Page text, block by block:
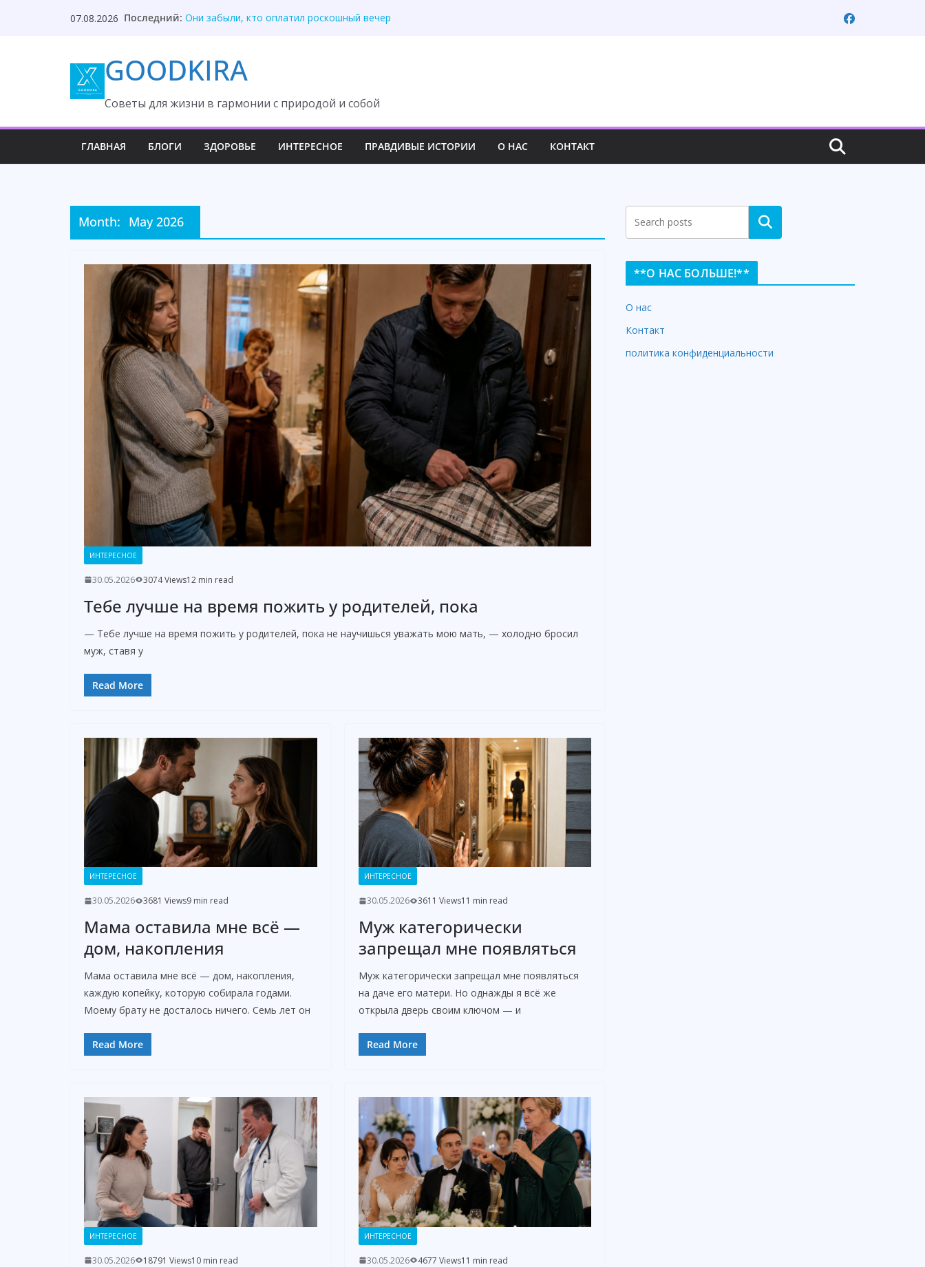
07.08.2026 Последний: Твой приблудыш не получит с наследства ни
Она ждала измену, но встретила правду
После унижения невестка изменила свою жизнь
GOODKIRA
Cоветы для жизни в гармонии с природой и собой
ГЛАВНАЯ БЛОГИ ЗДОРОВЬЕ ИНТЕРЕСНОЕ ПРАВДИВЫЕ ИСТОРИИ О НАС КОНТАКТ
Month: May 2026
ИНТЕРЕСНОЕ
30.05.2026 3074 Views12 min read
Тебе лучше на время пожить у родителей, пока
— Тебе лучше на время пожить у родителей, пока не научишься уважать мою мать, — холодно бросил
муж, ставя у
Read More
ИНТЕРЕСНОЕ
30.05.2026 3681 Views9 min read
Мама оставила мне всё —
дом, накопления
Мама оставила мне всё — дом, накопления,
каждую копейку, которую собирала годами.
Моему брату не досталось ничего. Семь лет он
Read More
ИНТЕРЕСНОЕ
30.05.2026 3611 Views11 min read
Муж категорически
запрещал мне появляться
Муж категорически запрещал мне появляться
на даче его матери. Но однажды я всё же
открыла дверь своим ключом — и
Read More
ИНТЕРЕСНОЕ
30.05.2026 18791 Views10 min read
ИНТЕРЕСНОЕ
30.05.2026 4677 Views11 min read
Search
**О НАС БОЛЬШЕ!**
О нас
Контакт
политика конфиденциальности